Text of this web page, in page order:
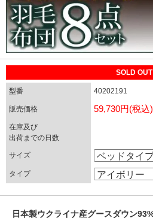
SOLD OUT
型番 40202191
販売価格 59,730円(税
在庫及び
出荷までの日数
サイズ
タイプ
日本製ウクライナ産グースダウン